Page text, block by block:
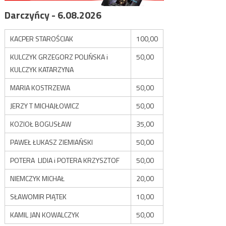
Darczyńcy - 6.08.2026
KACPER STAROŚCIAK
100,00
KULCZYK GRZEGORZ POLIŃSKA i
KULCZYK KATARZYNA
50,00
MARIA KOSTRZEWA
50,00
JERZY T MICHAJŁOWICZ
50,00
KOZIOŁ BOGUSŁAW
35,00
PAWEŁ ŁUKASZ ZIEMIAŃSKI
50,00
POTERA LIDIA i POTERA KRZYSZTOF
50,00
NIEMCZYK MICHAŁ
20,00
SŁAWOMIR PIĄTEK
10,00
KAMIL JAN KOWALCZYK
50,00